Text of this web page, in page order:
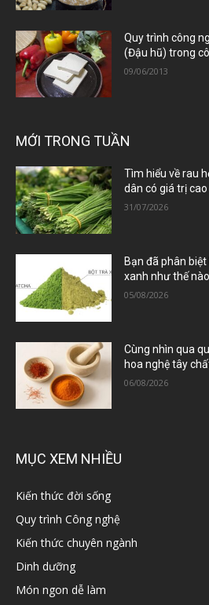
Quy trình công
(Đậu hũ) trong
09/06/2013
MỚI TRONG TUẦN
Tìm hiểu về rau
dân có giá trị cao
31/07/2026
Bạn đã phân
xanh như thế
05/08/2026
Cùng nhìn qua
hoa nghệ tây
06/08/2026
MỤC XEM NHIỀU
Kiến thức đời sống
Quy trình Công nghệ
Kiến thức chuyên ngành
Dinh dưỡng
Món ngon dễ làm